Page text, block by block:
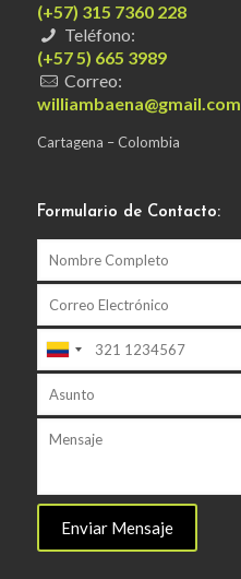
(+57) 315 7360 228
Teléfono:
(+57 5) 665 3989
Correo:
williambaena@gmail.com
Cartagena – Colombia
Formulario de Contacto: